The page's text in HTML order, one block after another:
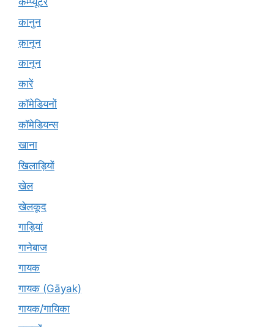
कानुन
क़ानून
कानून
कारें
कॉमेडियनों
कॉमेडियन्स
खाना
खिलाड़ियों
खेल
खेलकूद
गाड़ियां
गानेबाज
गायक
गायक (Gāyak)
गायक/गायिका